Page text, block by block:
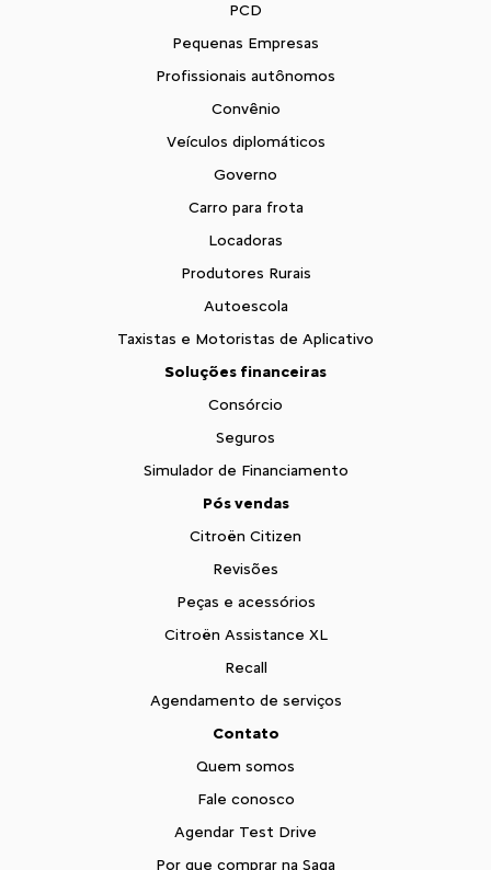
PCD
Pequenas Empresas
Profissionais autônomos
Convênio
Veículos diplomáticos
Governo
Carro para frota
Locadoras
Produtores Rurais
Autoescola
Taxistas e Motoristas de Aplicativo
Soluções financeiras
Consórcio
Seguros
Simulador de Financiamento
Pós vendas
Citroën Citizen
Revisões
Peças e acessórios
Citroën Assistance XL
Recall
Agendamento de serviços
Contato
Quem somos
Fale conosco
Agendar Test Drive
Por que comprar na Saga